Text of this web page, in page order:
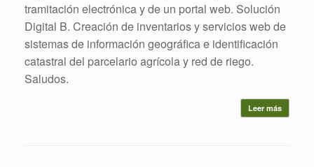
tramitación electrónica y de un portal web. Solución
Digital B. Creación de inventarios y servicios web de
sistemas de información geográfica e identificación
catastral del parcelario agrícola y red de riego.
Saludos.
Leer más